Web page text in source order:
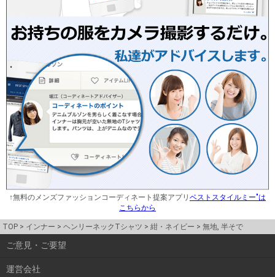
↑無料のメンズファッションコーディネート提案アプリ ベストスタイルミー"は
こちらから
TOP インナー ヘンリーネックTシャツ 紺・ネイビー 無地, 半そで
ご意見・ご要望
運営会社